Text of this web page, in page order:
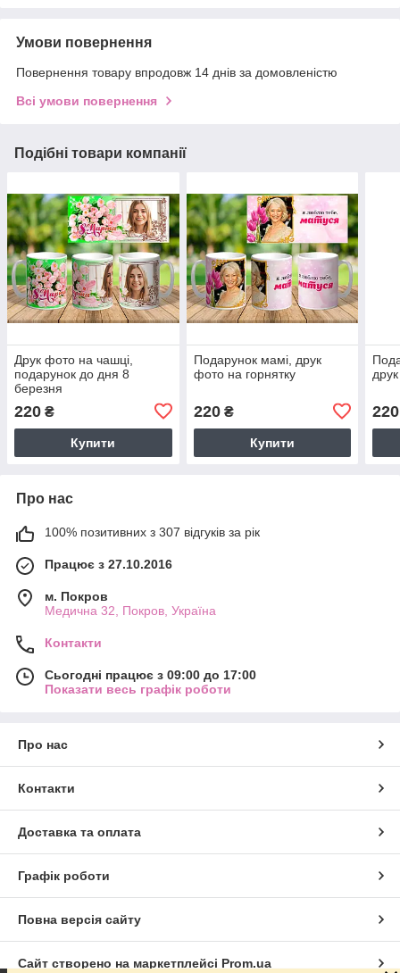
Умови повернення
Повернення товару впродовж 14 днів за домовленістю
Всі умови повернення
Подібні товари компанії
Друк фото на чашці,
подарунок до дня 8
березня
220 ₴
Купити
Подарунок мамі, друк
фото на горнятку
220₴
Купити
220
Про нас
100% позитивних з 307 відгуків за рік
Працює з 27.10.2016
м. Покров
Медична 32, Покров, Україна
Контакти
Сьогодні працює з 09:00 до 17:00
Показати весь графік роботи
Про нас
Контакти
Доставка та оплата
Графік роботи
Повна версія сайту
Сайт створено на маркетплейсі Prom.ua